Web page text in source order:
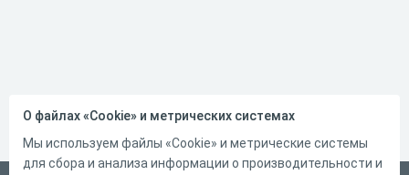
О файлах «Cookie» и метрических системах
Мы используем файлы «Cookie» и метрические системы
для сбора и анализа информации о производительности и